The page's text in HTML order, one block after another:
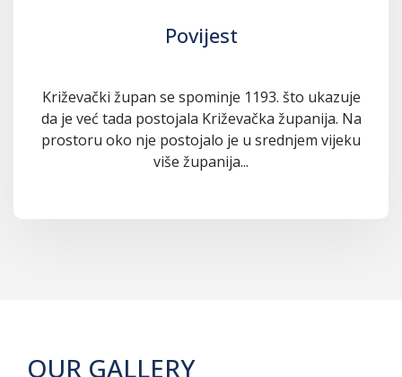
Povijest
Križevački župan se spominje 1193. što ukazuje
da je već tada postojala Križevačka županija. Na
prostoru oko nje postojalo je u srednjem vijeku
više županija...
OUR GALLERY